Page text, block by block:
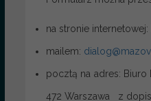
na stronie internetowej:
mailem:
pocztą na adres:
472 Warszawa z